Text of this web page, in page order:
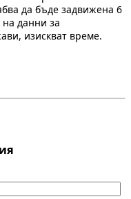
да бъде задвижена 6
данни за
изискват време.